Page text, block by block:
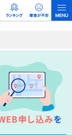
です。 ただし、特定の
ザーへの口コミ収集な